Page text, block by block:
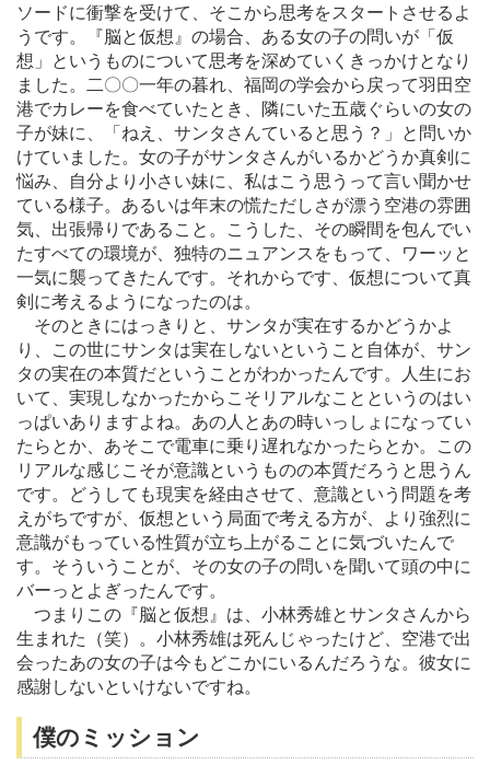
ソードに衝撃を受けて、そこから思考をスタートさせるよ
うです。『脳と仮想』の場合、ある女の子の問いが「仮
想」というものについて思考を深めていくきっかけとなり
ました。二〇〇一年の暮れ、福岡の学会から戻って羽田空
港でカレーを食べていたとき、隣にいた五歳ぐらいの女の
子が妹に、「ねえ、サンタさんていると思う？」と問いか
けていました。女の子がサンタさんがいるかどうか真剣に
悩み、自分より小さい妹に、私はこう思うって言い聞かせ
ている様子。あるいは年末の慌ただしさが漂う空港の雰囲
気、出張帰りであること。こうした、その瞬間を包んでい
たすべての環境が、独特のニュアンスをもって、ワーッと
一気に襲ってきたんです。それからです、仮想について真
剣に考えるようになったのは。
そのときにはっきりと、サンタが実在するかどうかよ
り、この世にサンタは実在しないということ自体が、サン
タの実在の本質だということがわかったんです。人生にお
いて、実現しなかったからこそリアルなことというのはい
っぱいありますよね。あの人とあの時いっしょになってい
たらとか、あそこで電車に乗り遅れなかったらとか。この
リアルな感じこそが意識というものの本質だろうと思うん
です。どうしても現実を経由させて、意識という問題を考
えがちですが、仮想という局面で考える方が、より強烈に
意識がもっている性質が立ち上がることに気づいたんで
す。そういうことが、その女の子の問いを聞いて頭の中に
バーっとよぎったんです。
つまりこの『脳と仮想』は、小林秀雄とサンタさんから
生まれた（笑）。小林秀雄は死んじゃったけど、空港で出
会ったあの女の子は今もどこかにいるんだろうな。彼女に
感謝しないといけないですね。
僕のミッション